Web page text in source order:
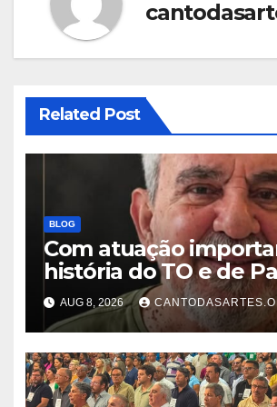
Related Post
BLOG
Com atuação
história do TO e de
morre Israel Siqueira;
decreta luto oficial
dias
AUG 8, 2026